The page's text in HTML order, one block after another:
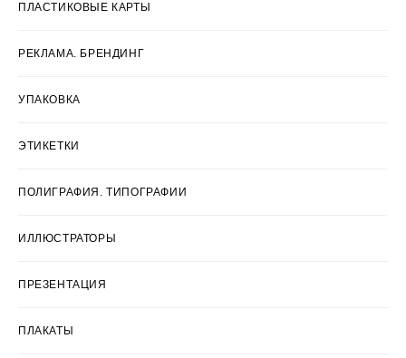
ПЛАСТИКОВЫЕ КАРТЫ
РЕКЛАМА. БРЕНДИНГ
УПАКОВКА
ЭТИКЕТКИ
ПОЛИГРАФИЯ. ТИПОГРАФИИ
ИЛЛЮСТРАТОРЫ
ПРЕЗЕНТАЦИЯ
ПЛАКАТЫ